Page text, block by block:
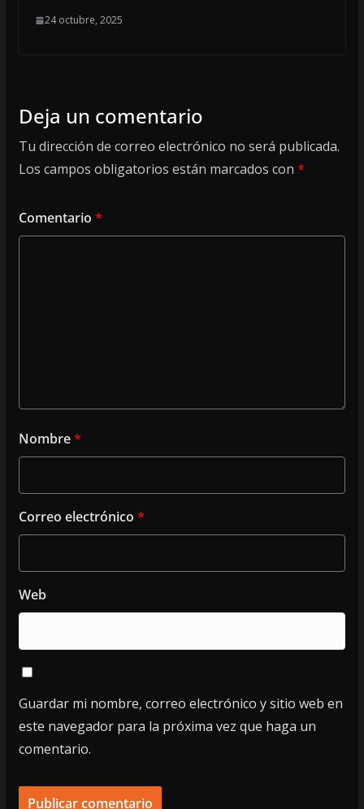
24 octubre, 2025
Deja un comentario
Tu dirección de correo electrónico no será publicada.
Los campos obligatorios están marcados con *
Comentario *
Nombre*
Correo electrónico *
Web
Guardar mi nombre, correo electrónico y sitio web en
este navegador para la próxima vez que haga un
comentario.